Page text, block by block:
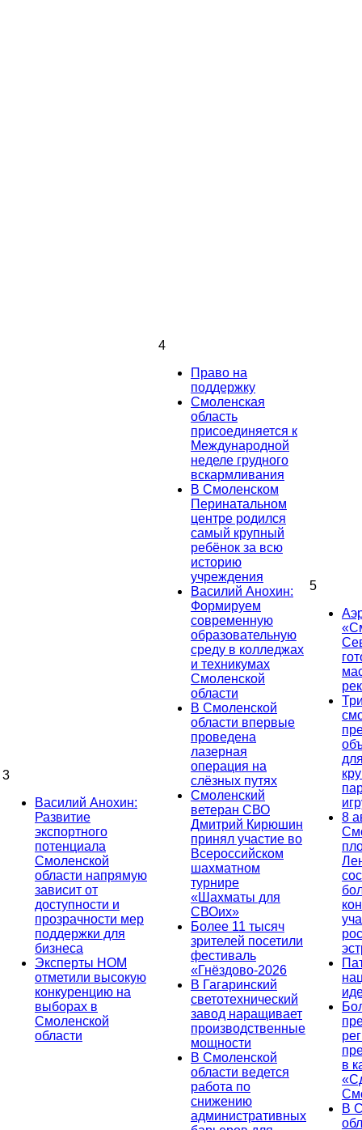
3
Василий Анохин:
Развитие
экспортного
потенциала
Смоленской
области напрямую
зависит от
доступности и
прозрачности мер
поддержки для
бизнеса
Эксперты НОМ
отметили высокую
конкуренцию на
выборах в
Смоленской
области
4
Право на
поддержку
Смоленская
область
присоединяется к
Международной
неделе грудного
вскармливания
В Смоленском
Перинатальном
центре родился
самый крупный
ребёнок за всю
историю
учреждения
Василий Анохин:
Формируем
современную
образовательную
среду в колледжах
и техникумах
Смоленской
области
В Смоленской
области впервые
проведена
лазерная
операция на
слёзных путях
Смоленский
ветеран СВО
Дмитрий Кирюшин
принял участие во
Всероссийском
шахматном
турнире
«Шахматы для
СВОих»
Более 11 тысяч
зрителей посетили
фестиваль
«Гнёздово-2026
В Гагаринский
светотехнический
завод наращивает
производственные
мощности
В Смоленской
области ведется
работа по
снижению
административных
5
8
в
В